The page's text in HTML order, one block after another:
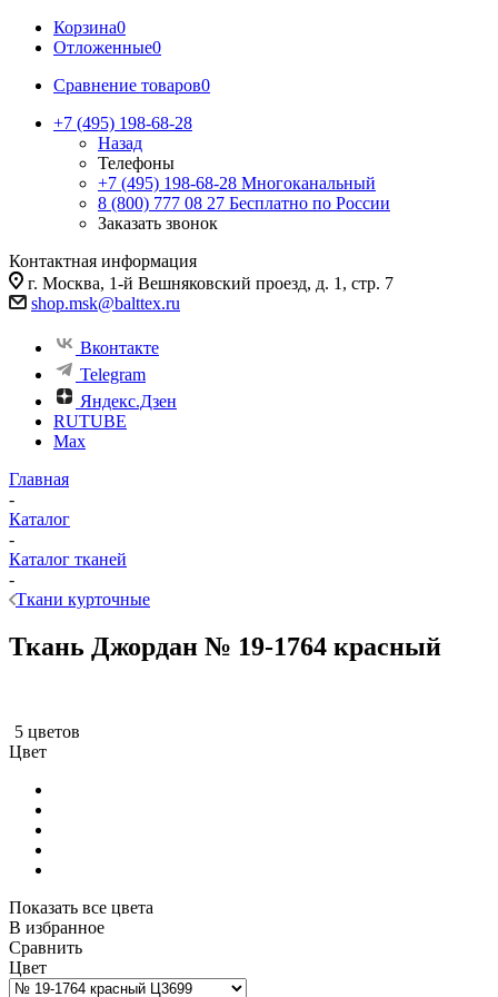
Корзина0
Отложенные0
Сравнение товаров0
+7 (495) 198-68-28
Назад
Телефоны
+7 (495) 198-68-28 Многоканальный
8 (800) 777 08 27 Бесплатно по России
Заказать звонок
Контактная информация
г. Москва, 1-й Вешняковский проезд, д. 1, стр. 7
shop.msk@balttex.ru
Вконтакте
Telegram
Яндекс.Дзен
RUTUBE
Max
Главная
-
Каталог
-
Каталог тканей
-
Ткани курточные
Ткань Джордан № 19-1764 красный
5 цветов
Цвет
Показать все цвета
В избранное
Сравнить
Цвет